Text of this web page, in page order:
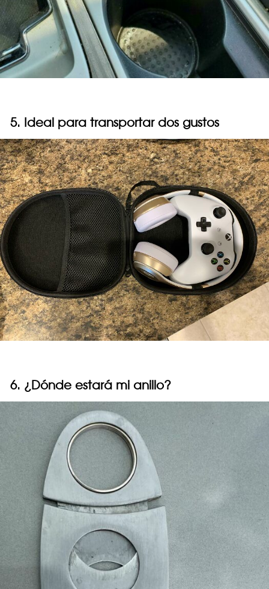
5. Ideal para transportar dos gustos
6. ¿Dónde estará mi anillo?